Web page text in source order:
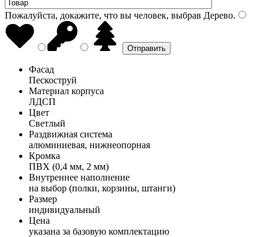
Пожалуйста, докажите, что вы человек, выбрав Дерево.
Фасад
Пескоструй
Материал корпуса
ЛДСП
Цвет
Светлый
Раздвижная система
алюминиевая, нижнеопорная
Кромка
ПВХ (0,4 мм, 2 мм)
Внутреннее наполнение
на выбор (полки, корзины, штанги)
Размер
индивидуальный
Цена
указана за базовую комплектацию